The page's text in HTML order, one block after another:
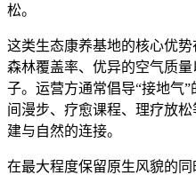
松。
这类生态康养基地的核心优
森林覆盖率、优异的空气质
子。运营方通常倡导“接地气
间漫步、疗愈课程、理疗放
建与自然的连接。
在最大程度保留原生风貌的同